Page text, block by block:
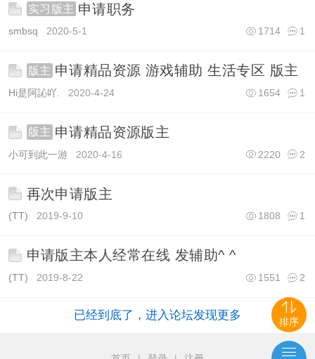
实习版主 申请职务
smbsq 2020-5-1 1
1714
版主 申请精品资源 游戏辅助 生活专区 版主
Hi是阿訫吖. 2020-4-24 1
1654
版主 申请精品资源版主
小可到此一游2020-4-16 2
2220
再次申请版主
(TT) 2019-9-10 1
1808
申请版主本人经常在线 发辅助^ ^
(TT) 2019-8-22 2
1551
已经到底了，进入论坛发现更多
排序